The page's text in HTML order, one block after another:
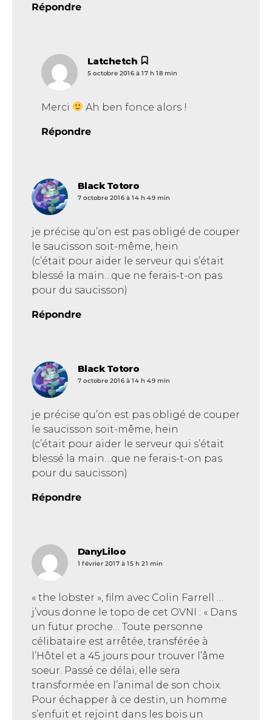
Répondre
Latchetch
5 octobre 2016 à 17 h 18 min
Merci Ah ben fonce alors !
Répondre
Black Totoro
7 octobre 2016 à 14 h 49 min
je précise qu’on est pas obligé de couper
le saucisson soit-même, hein
(c’était pour aider le serveur qui s’était
blessé la main…que ne ferais-t-on pas
pour du saucisson)
Répondre
Black Totoro
7 octobre 2016 à 14 h 49 min
je précise qu’on est pas obligé de couper
le saucisson soit-même, hein
(c’était pour aider le serveur qui s’était
blessé la main…que ne ferais-t-on pas
pour du saucisson)
Répondre
DanyLiloodit :
1 février 2017 à 15 h 21 min
« the lobster », film avec Colin Farrell …
j’vous donne le topo de cet OVNI : « Dans
un futur proche… Toute personne
célibataire est arrêtée, transférée à
l’Hôtel et a 45 jours pour trouver l’âme
soeur. Passé ce délai, elle sera
transformée en l’animal de son choix.
Pour échapper à ce destin, un homme
s’enfuit et rejoint dans les bois un